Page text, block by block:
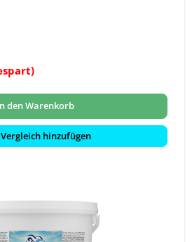
den Warenkorb
hinzufügen